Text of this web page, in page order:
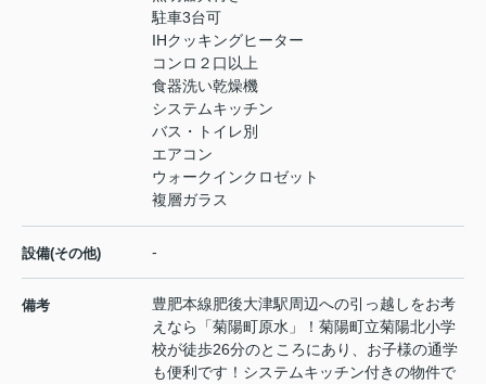
駐車3台可
IHクッキングヒーター
コンロ２口以上
食器洗い乾燥機
システムキッチン
バス・トイレ別
エアコン
ウォークインクロゼット
複層ガラス
設備(その他) -
備考
豊肥本線肥後大津駅周辺への引っ越しをお考
えなら「菊陽町原水」！菊陽町立菊陽北小学
校が徒歩26分のところにあり、お子様の通学
も便利です！システムキッチン付きの物件で